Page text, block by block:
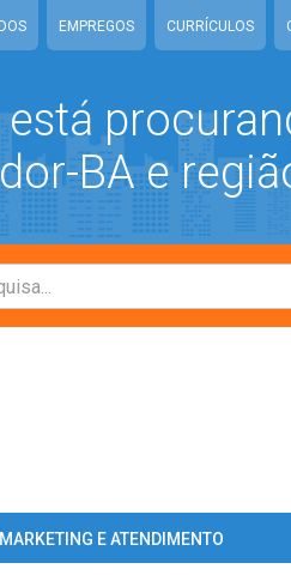
EMPREGOS CURRÍCULOS
está
BA e
E ATENDIMENTO